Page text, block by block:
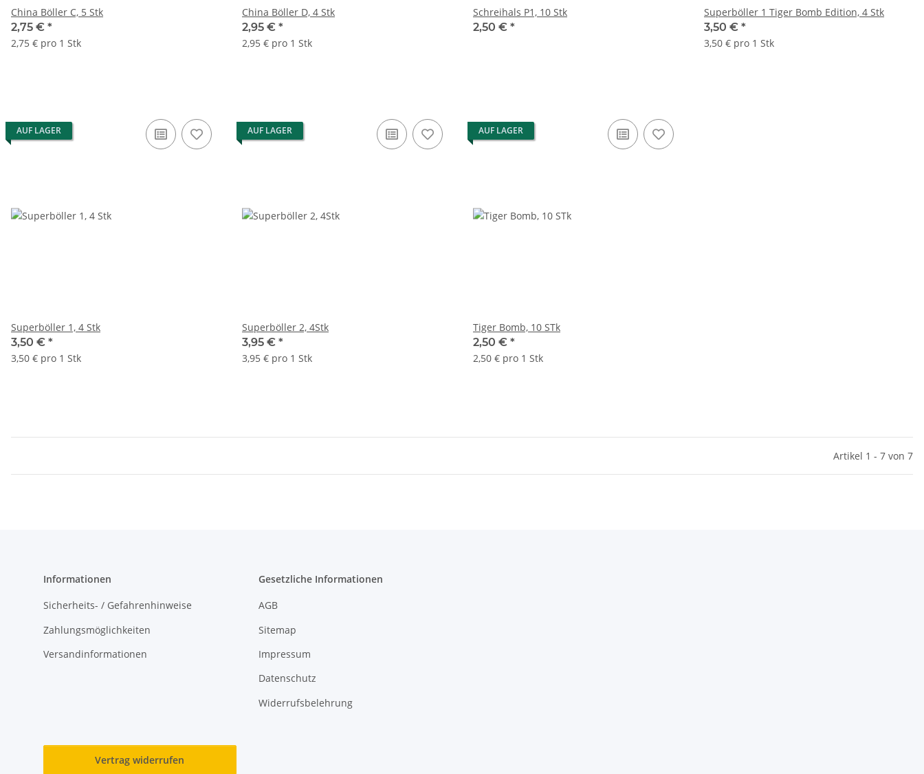
China Böller C, 5 Stk
2,75 € *
2,75 € pro 1 Stk
China Böller D, 4 Stk
2,95 € *
2,95 € pro 1 Stk
Schreihals P1, 10 Stk
2,50 € *
Superböller 1 Tiger Bomb Edition, 4 Stk
3,50 € *
3,50 € pro 1 Stk
AUF LAGER
Superböller 1, 4 Stk
3,50 € *
3,50 € pro 1 Stk
AUF LAGER
Superböller 2, 4Stk
3,95 € *
3,95 € pro 1 Stk
AUF LAGER
Tiger Bomb, 10 STk
2,50 € *
2,50 € pro 1 Stk
Artikel 1 - 7 von 7
Informationen
Sicherheits- / Gefahrenhinweise
Zahlungsmöglichkeiten
Versandinformationen
Gesetzliche Informationen
AGB
Sitemap
Impressum
Datenschutz
Widerrufsbelehrung
Vertrag widerrufen